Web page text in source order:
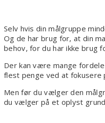
Selv hvis din målgruppe
Og de har brug for, at din
behov, for du har ikke brug
Der kan være mange
flest penge ved at fokusere
Men før du vælger den
du vælger på et oplyst